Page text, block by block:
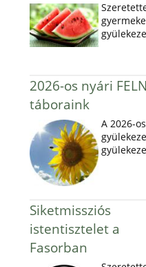
2026-os nyári
táboraink
A 2026-
Siketmissziós
istentisztelet a
Fasorban